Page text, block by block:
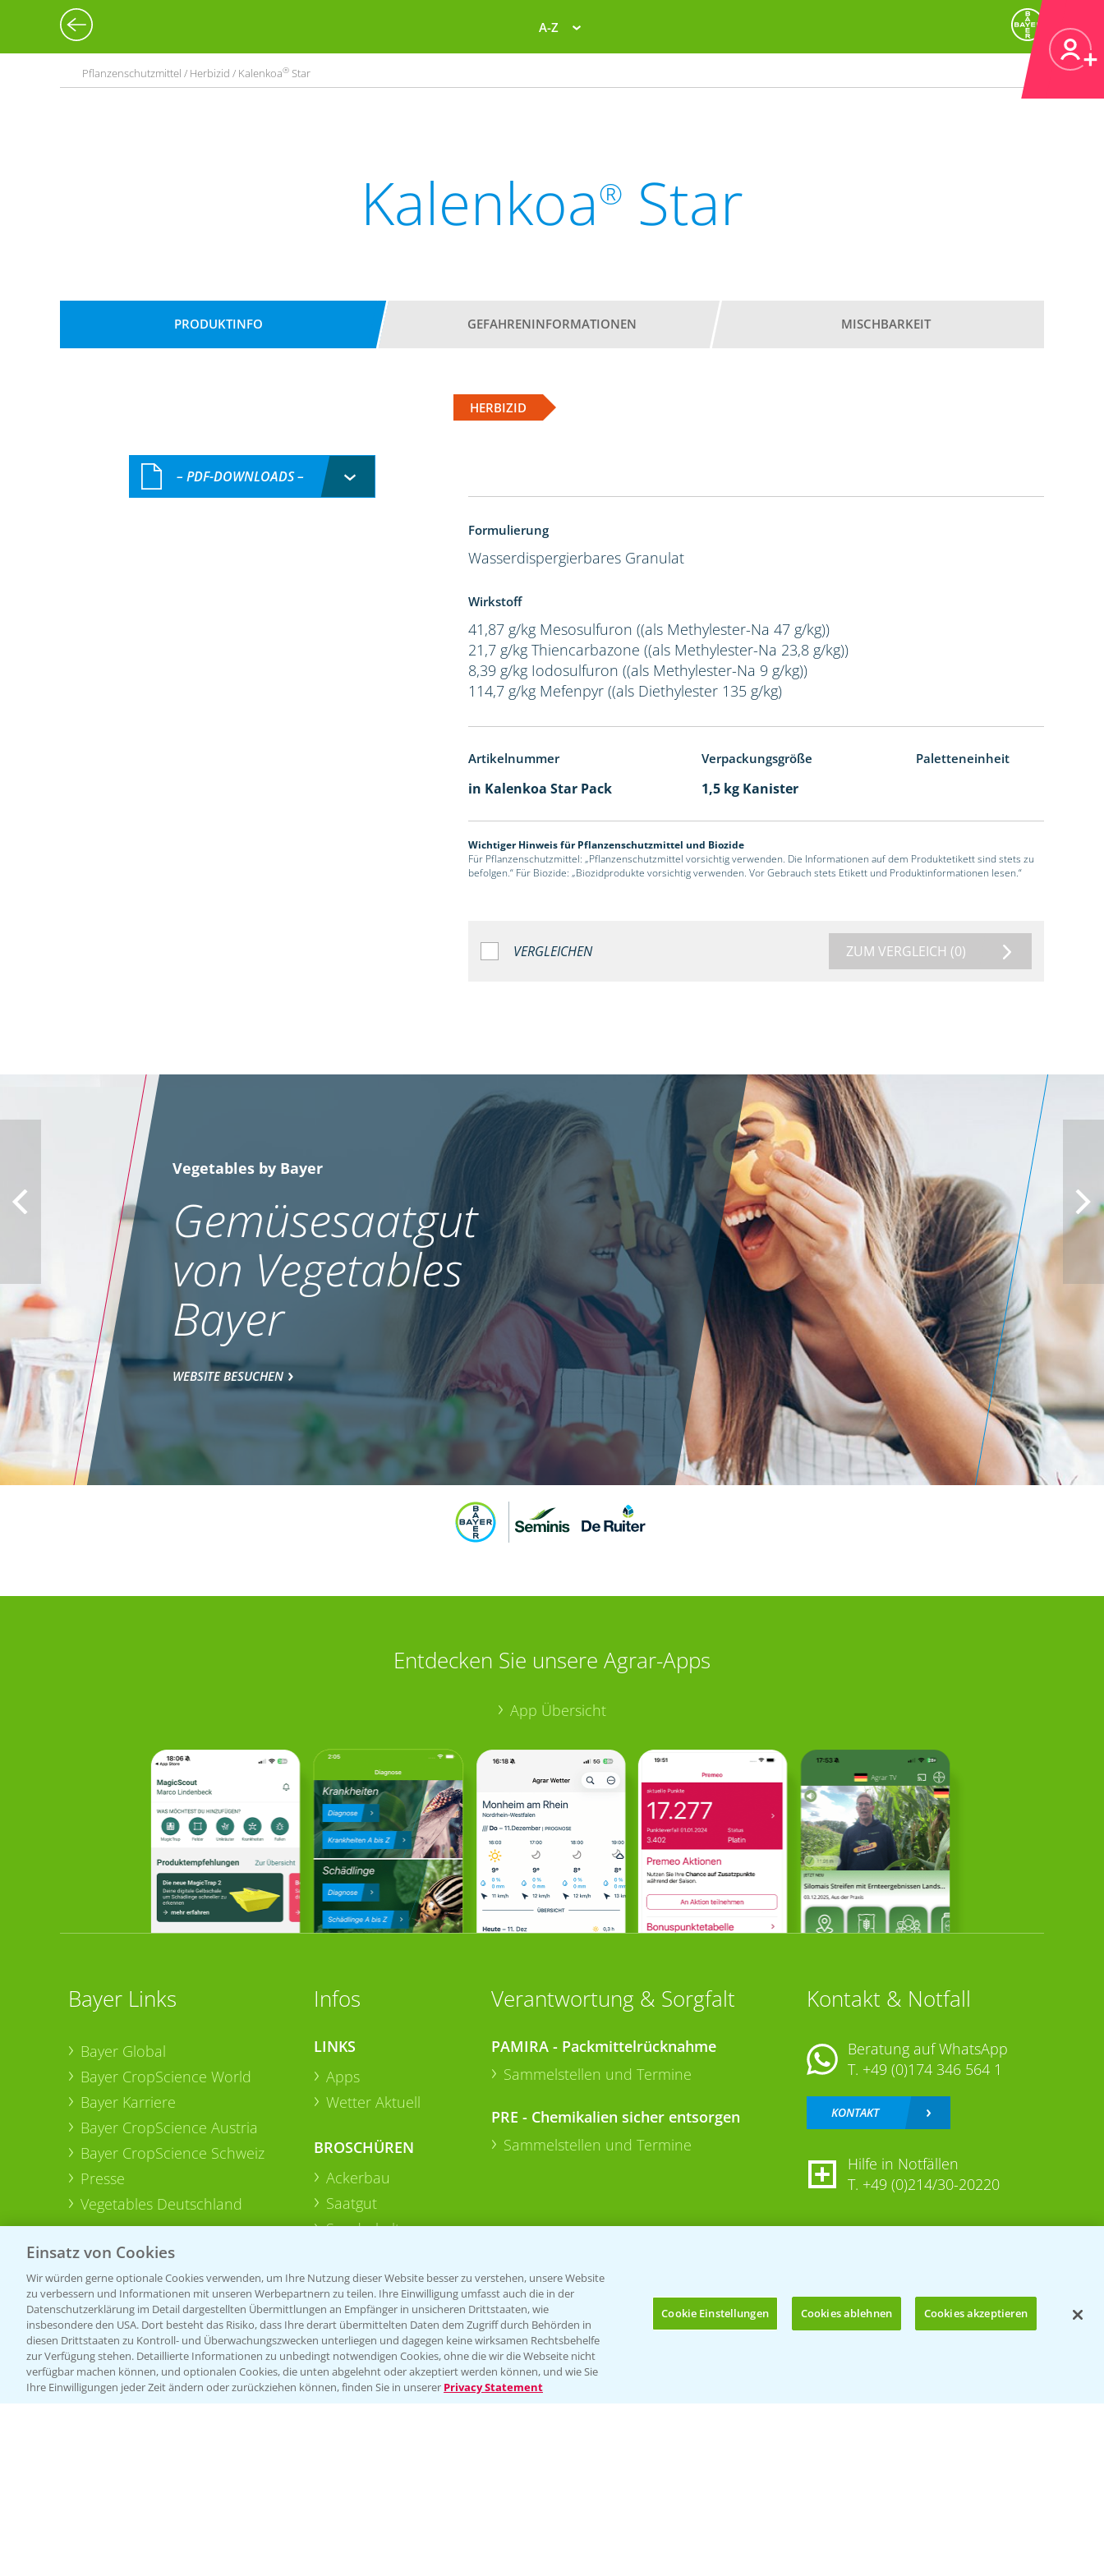
A-Z
Pflanzenschutzmittel / Herbizid / Kalenkoa® Star
Kalenkoa® Star
PRODUKTINFO GEFAHRENINFORMATIONEN MISCHBARKEIT
HERBIZID
– PDF-DOWNLOADS –
Formulierung
Wasserdispergierbares Granulat
Wirkstoff
41,87 g/kg Mesosulfuron ((als Methylester-Na 47 g/kg))
21,7 g/kg Thiencarbazone ((als Methylester-Na 23,8 g/kg))
8,39 g/kg Iodosulfuron ((als Methylester-Na 9 g/kg))
114,7 g/kg Mefenpyr ((als Diethylester 135 g/kg)
Artikelnummer Verpackungsgröße Paletteneinheit
in Kalenkoa Star Pack 1,5 kg Kanister
Wichtiger Hinweis für Pflanzenschutzmittel und Biozide
Für Pflanzenschutzmittel: „Pflanzenschutzmittel vorsichtig verwenden. Die Informationen auf dem Produktetikett sind stets zu
befolgen.“ Für Biozide: „Biozidprodukte vorsichtig verwenden. Vor Gebrauch stets Etikett und Produktinformationen lesen.“
VERGLEICHEN ZUM VERGLEICH (0)
Bis zu 4 Produkte vergleichen:
Vegetables by Bayer
Gemüsesaatgut
von Vegetables
Bayer
WEBSITE BESUCHEN
Entdecken Sie unsere Agrar-Apps
App Übersicht
Bayer Links
Bayer Global
Bayer CropScience World
Bayer Karriere
Bayer CropScience Austria
Bayer CropScience Schweiz
Presse
Vegetables Deutschland
Infos
LINKS
Apps
Wetter Aktuell
BROSCHÜREN
Ackerbau
Saatgut
Sonderkulturen
Verantwortung & Sorgfalt
PAMIRA - Packmittelrücknahme
Sammelstellen und Termine
PRE - Chemikalien sicher entsorgen
Sammelstellen und Termine
Kontakt & Notfall
Beratung auf WhatsApp
T. +49 (0)174 346 564 1
KONTAKT
Hilfe in Notfällen
T. +49 (0)214/30-20220
Folgen Sie uns
Einsatz von Cookies
Wir würden gerne optionale Cookies verwenden, um Ihre Nutzung dieser Website besser zu verstehen, unsere Website
zu verbessern und Informationen mit unseren Werbepartnern zu teilen. Ihre Einwilligung umfasst auch die in der
Datenschutzerklärung im Detail dargestellten Übermittlungen an Empfänger in unsicheren Drittstaaten, wie
insbesondere den USA. Dort besteht das Risiko, dass Ihre derart übermittelten Daten dem Zugriff durch Behörden in
diesen Drittstaaten zu Kontroll- und Überwachungszwecken unterliegen und dagegen keine wirksamen Rechtsbehelfe
zur Verfügung stehen. Detaillierte Informationen zu unbedingt notwendigen Cookies, ohne die wir die Webseite nicht
verfügbar machen können, und optionalen Cookies, die unten abgelehnt oder akzeptiert werden können, und wie Sie
Ihre Einwilligungen jeder Zeit ändern oder zurückziehen können, finden Sie in unserer Privacy Statement
Cookie Einstellungen Cookies ablehnen Cookies akzeptieren